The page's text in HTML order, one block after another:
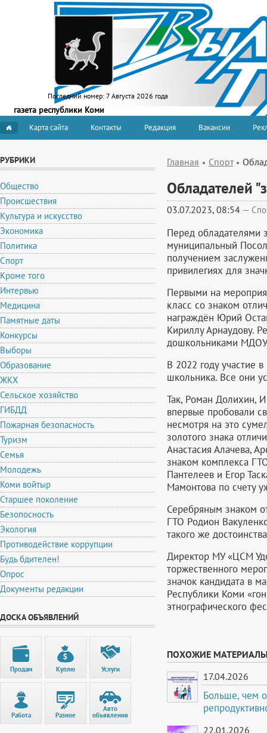
Последний номер: 7 Августа 2026 года
газета республики Коми
Карта сайта Контакты Редакция Вакансии
РУБРИКИ
Общество
Происшествия
Культура и искусство
Экономика
Политика
Спорт
Кроме того
Интервью
Медицина
Памятные даты
Конкурсы
Выборы
Образование
ЖКХ
Сельское хозяйство
ГИБДД
Пожарная безопасность
Туризм
Семья
Молодежь
Коми войтыр
Старшее поколение
Безопосность
Экология
Противодействие коррупции
Будь бдителен!
Опрос
Документы редакции
ДОСКА ОБЪЯВЛЕНИЙ
Продам Куплю Услуги
Работа Разное
Авто
объявления
Главная Спорт
Обладателей
03.07.2023, 08:54 —
Перед обладателями
муниципальный
получением
привилегиях для
Первыми на
класс со знаком
награждён Юрий
Кириллу Арнаудову.
дошкольниками МДОУ
В 2022 году участие
школьника. Все они
Так, Роман Долихин,
впервые пробовали
несмотря на это
золотого знака
Анастасия Алачева,
знаком комплекса
Пантелеев и Егор
Мамонтова по счету
Серебряным знаком
ГТО Родион
такого же
Директор МУ «ЦСМ
торжественного
значок кандидата в
Республики Коми
этнографического
ПОХОЖИЕ
17.04.2026
Больше, чем
22.01.2026